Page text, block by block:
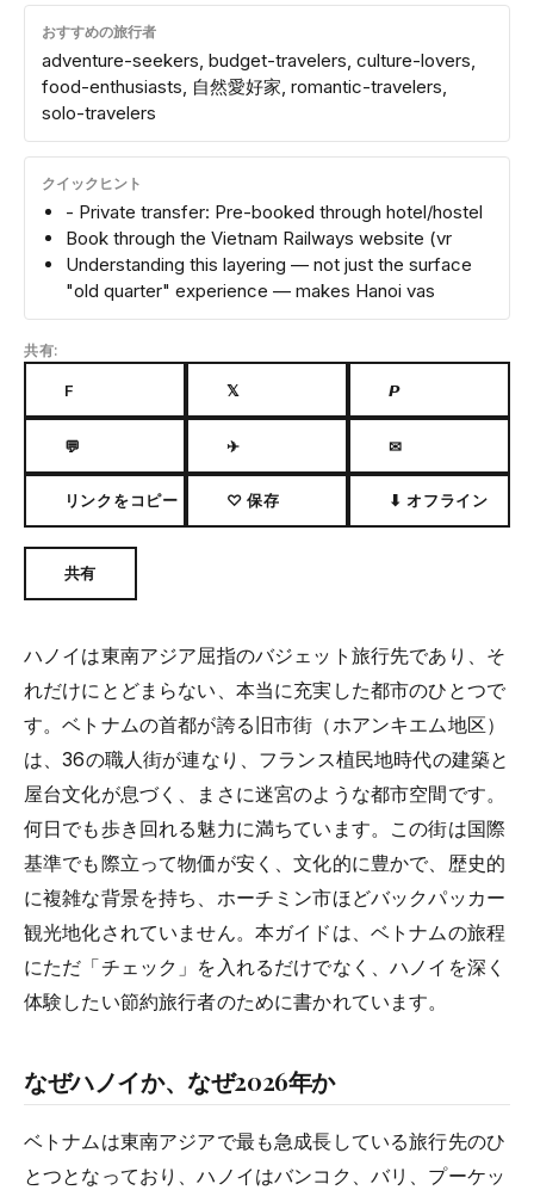
おすすめの旅行者
adventure-seekers, budget-travelers, culture-lovers,
food-enthusiasts, 自然愛好家, romantic-travelers,
solo-travelers
クイックヒント
- Private transfer: Pre-booked through hotel/hostel
Book through the Vietnam Railways website (vr
Understanding this layering — not just the surface
"old quarter" experience — makes Hanoi vas
共有:
F 𝕏 𝙋
💬 ✈ ✉
リンクをコピー ♡ 保存 ⬇ オフライン
共有
ハノイは東南アジア屈指のバジェット旅行先であり、そ
れだけにとどまらない、本当に充実した都市のひとつで
す。ベトナムの首都が誇る旧市街（ホアンキエム地区）
は、36の職人街が連なり、フランス植民地時代の建築と
屋台文化が息づく、まさに迷宮のような都市空間です。
何日でも歩き回れる魅力に満ちています。この街は国際
基準でも際立って物価が安く、文化的に豊かで、歴史的
に複雑な背景を持ち、ホーチミン市ほどバックパッカー
観光地化されていません。本ガイドは、ベトナムの旅程
にただ「チェック」を入れるだけでなく、ハノイを深く
体験したい節約旅行者のために書かれています。
なぜハノイか、なぜ2026年か
ベトナムは東南アジアで最も急成長している旅行先のひ
とつとなっており、ハノイはバンコク、バリ、プーケッ